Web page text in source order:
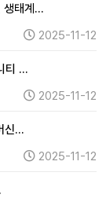
생태계…
2025-11-12
티 …
2025-11-12
신…
2025-11-12